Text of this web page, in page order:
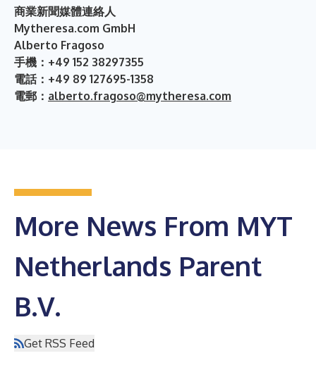
商業新聞媒體連絡人
Mytheresa.com GmbH
Alberto Fragoso
手機：+49 152 38297355
電話：+49 89 127695-1358
電郵： alberto.fragoso@mytheresa.com
More News From MYT
Netherlands Parent
B.V.
Get RSS Feed